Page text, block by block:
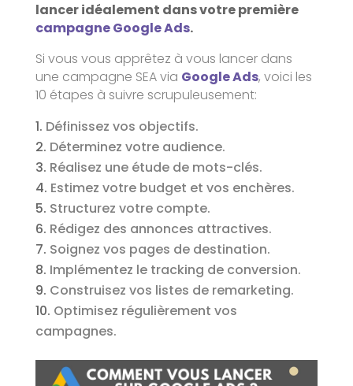
lancer idéalement dans votre première
campagne Google Ads.
Si vous vous apprêtez à vous lancer dans
une campagne SEA via Google Ads, voici les
10 étapes à suivre scrupuleusement:
Définissez vos objectifs.
Déterminez votre audience.
Réalisez une étude de mots-clés.
Estimez votre budget et vos enchères.
Structurez votre compte.
Rédigez des annonces attractives.
Soignez vos pages de destination.
Implémentez le tracking de conversion.
Construisez vos listes de remarketing.
Optimisez régulièrement vos
campagnes.